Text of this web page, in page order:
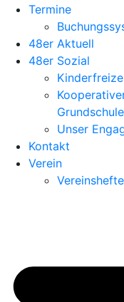
Termine
48er Aktuell
48er Sozial
Grundschule
Unser
Kontakt
Verein
Vereinshefte